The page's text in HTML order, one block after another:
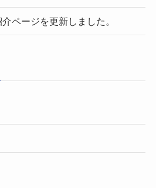
ページを更新しました。